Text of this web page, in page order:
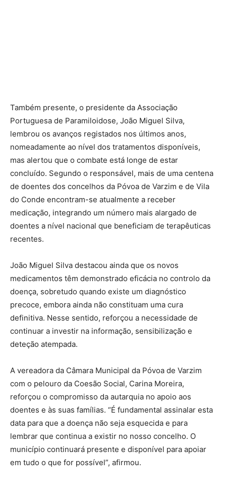
Também presente, o presidente da Associação
Portuguesa de Paramiloidose, João Miguel Silva,
lembrou os avanços registados nos últimos anos,
nomeadamente ao nível dos tratamentos disponíveis,
mas alertou que o combate está longe de estar
concluído. Segundo o responsável, mais de uma centena
de doentes dos concelhos da Póvoa de Varzim e de Vila
do Conde encontram-se atualmente a receber
medicação, integrando um número mais alargado de
doentes a nível nacional que beneficiam de terapêuticas
recentes.
João Miguel Silva destacou ainda que os novos
medicamentos têm demonstrado eficácia no controlo da
doença, sobretudo quando existe um diagnóstico
precoce, embora ainda não constituam uma cura
definitiva. Nesse sentido, reforçou a necessidade de
continuar a investir na informação, sensibilização e
deteção atempada.
A vereadora da Câmara Municipal da Póvoa de Varzim
com o pelouro da Coesão Social, Carina Moreira,
reforçou o compromisso da autarquia no apoio aos
doentes e às suas famílias. “É fundamental assinalar esta
data para que a doença não seja esquecida e para
lembrar que continua a existir no nosso concelho. O
município continuará presente e disponível para apoiar
em tudo o que for possível”, afirmou.